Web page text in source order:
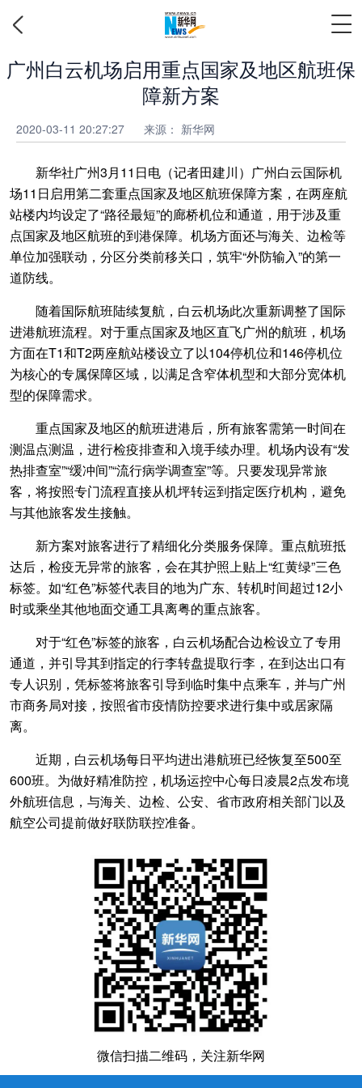
广州白云机场启用重点国家及地区航班保
障新方案
2020-03-11 20:27:27 来源： 新华网
新华社广州3月11日电（记者田建川）广州白云国际机
场11日启用第二套重点国家及地区航班保障方案，在两座航
站楼内均设定了“路径最短”的廊桥机位和通道，用于涉及重
点国家及地区航班的到港保障。机场方面还与海关、边检等
单位加强联动，分区分类前移关口，筑牢“外防输入”的第一
道防线。
随着国际航班陆续复航，白云机场此次重新调整了国际
进港航班流程。对于重点国家及地区直飞广州的航班，机场
方面在T1和T2两座航站楼设立了以104停机位和146停机位
为核心的专属保障区域，以满足含窄体机型和大部分宽体机
型的保障需求。
重点国家及地区的航班进港后，所有旅客需第一时间在
测温点测温，进行检疫排查和入境手续办理。机场内设有“发
热排查室”“缓冲间”“流行病学调查室”等。只要发现异常旅
客，将按照专门流程直接从机坪转运到指定医疗机构，避免
与其他旅客发生接触。
新方案对旅客进行了精细化分类服务保障。重点航班抵
达后，检疫无异常的旅客，会在其护照上贴上“红黄绿”三色
标签。如“红色”标签代表目的地为广东、转机时间超过12小
时或乘坐其他地面交通工具离粤的重点旅客。
对于“红色”标签的旅客，白云机场配合边检设立了专用
通道，并引导其到指定的行李转盘提取行李，在到达出口有
专人识别，凭标签将旅客引导到临时集中点乘车，并与广州
市商务局对接，按照省市疫情防控要求进行集中或居家隔
离。
近期，白云机场每日平均进出港航班已经恢复至500至
600班。为做好精准防控，机场运控中心每日凌晨2点发布境
外航班信息，与海关、边检、公安、省市政府相关部门以及
航空公司提前做好联防联控准备。
微信扫描二维码，关注新华网